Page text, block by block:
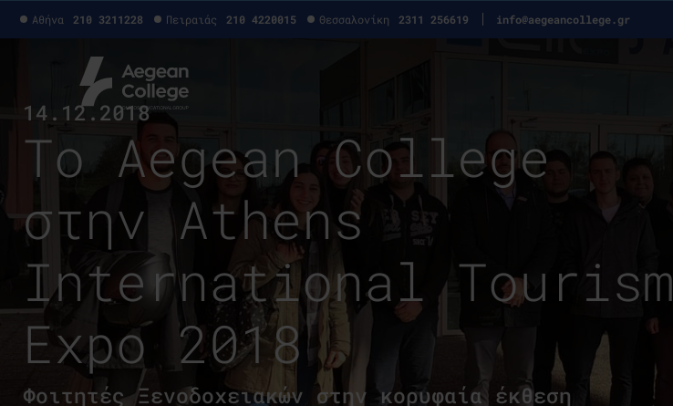
Αθήνα 210 3211228 Πειραιάς 210 4220015 Θεσσαλονίκη 2311 256619 info@aegeancollege.gr
14.12.2018
Το Aegean College
στην Athens
International Tourism
Expo 2018
Φοιτητές Ξενοδοχειακών στην κορυφαία έκθεση